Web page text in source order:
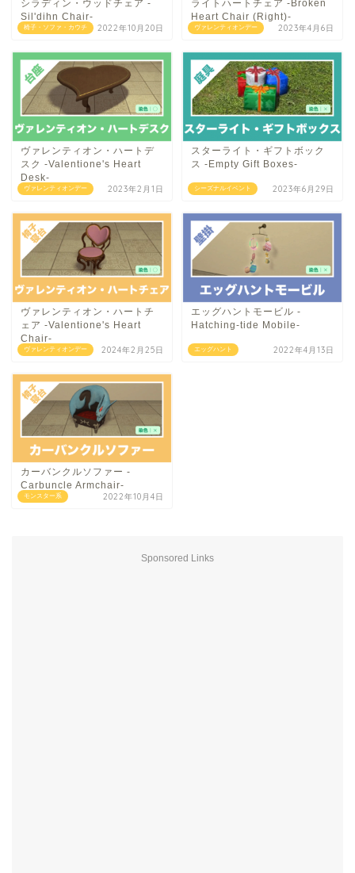
椅子・ソファ・カウチ
シラディン・ウッドチェア -
Sil'dihn Chair-
2022年10月20日 ヴァレンティオンデー
ライトハートチェア -Broken
Heart Chair (Right)-
2023年4月6日
ヴァレンティオンデー
ヴァレンティオン・ハートデ
スク -Valentione's Heart
Desk-
2023年2月1日 シーズナルイベント
スターライト・ギフトボック
ス -Empty Gift Boxes-
2023年6月29日
ヴァレンティオンデー
ヴァレンティオン・ハートチ
ェア -Valentione's Heart
Chair-
2024年2月25日 エッグハント
エッグハントモービル -
Hatching-tide Mobile-
2022年4月13日
モンスター系
カーバンクルソファー -
Carbuncle Armchair-
2022年10月4日
Sponsored Links